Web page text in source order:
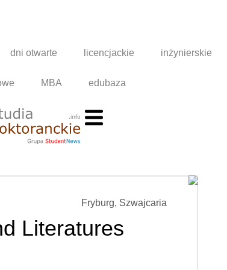
dni otwarte licencjackie inżynierskie
MBA edubaza
Fryburg, Szwajcaria
Literatures